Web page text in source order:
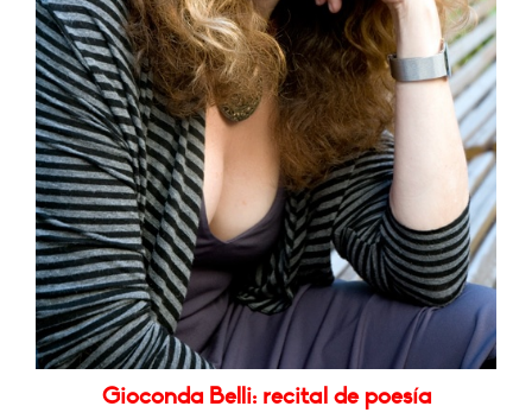
Gioconda Belli: recital de poesía